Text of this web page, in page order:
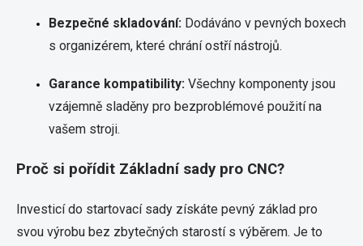
Bezpečné skladování: Dodáváno v pevných boxech
s organizérem, které chrání ostří nástrojů.
Garance kompatibility: Všechny komponenty jsou
vzájemně sladěny pro bezproblémové použití na
vašem stroji.
Proč si pořídit Základní sady pro CNC?
Investicí do startovací sady získáte pevný základ pro
svou výrobu bez zbytečných starostí s výběrem. Je to